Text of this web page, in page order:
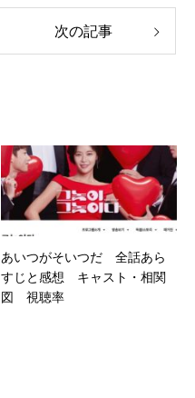
次の記事
あいつがそいつだ 全話あら
すじと感想 キャスト・相関
図 視聴率